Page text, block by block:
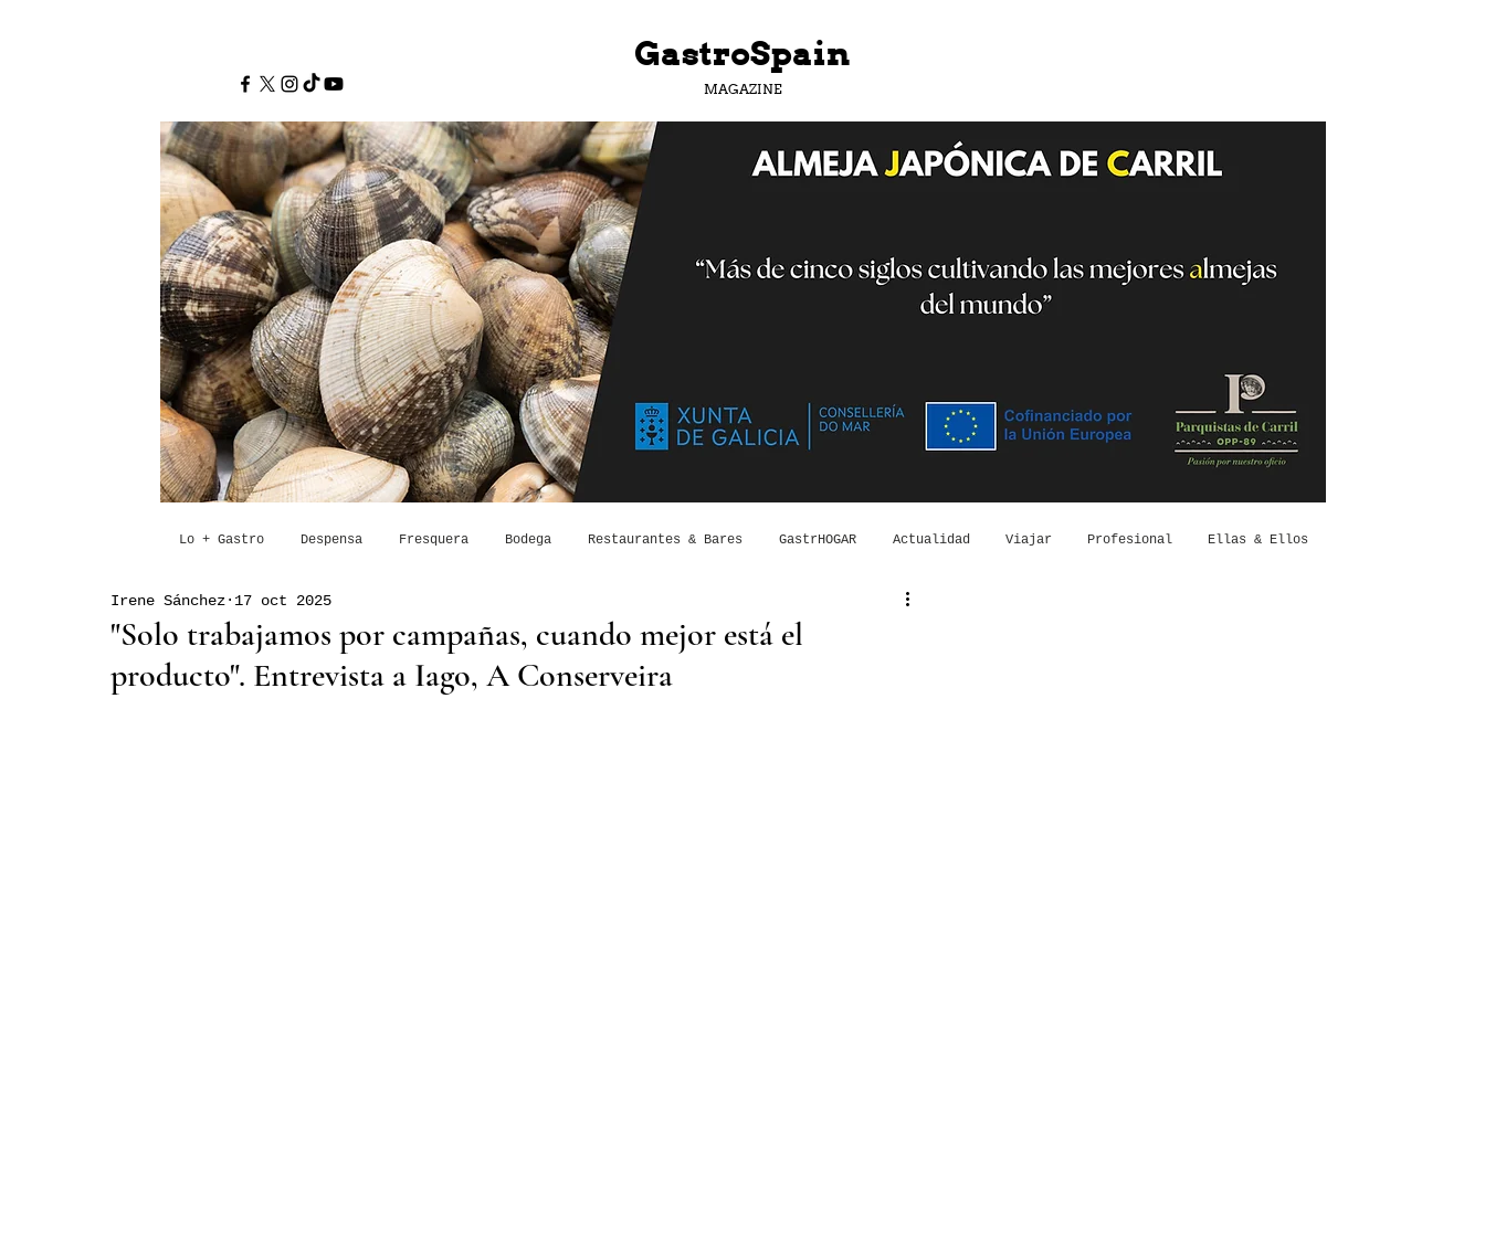
GastroSpain
MAGAZINE
Lo + Gastro Despensa Fresquera Bodega Restaurantes & Bares GastrHOGAR Actualidad Viajar Profesional Ellas & Ellos
"Solo trabajamos por campañas, cuando mejor está el
producto". Entrevista a Iago, A Conserveira
Irene Sánchez 17 oct 2025